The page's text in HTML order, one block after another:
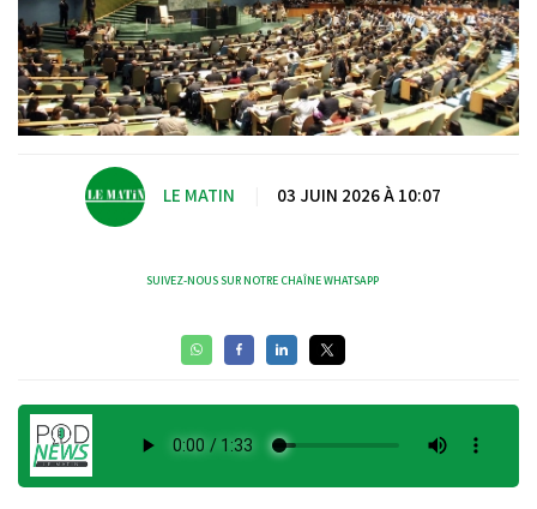
LE MATIN 03 JUIN 2026 À 10:07
SUIVEZ-NOUS SUR NOTRE CHAÎNE WHATSAPP